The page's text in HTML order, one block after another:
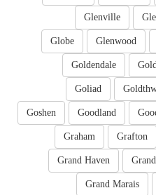
Glenville
Glenwood
Globe
Goldendale
Goliad
Goodland
Goshen
Grafton
Graham
Grand Haven
Grand Marais